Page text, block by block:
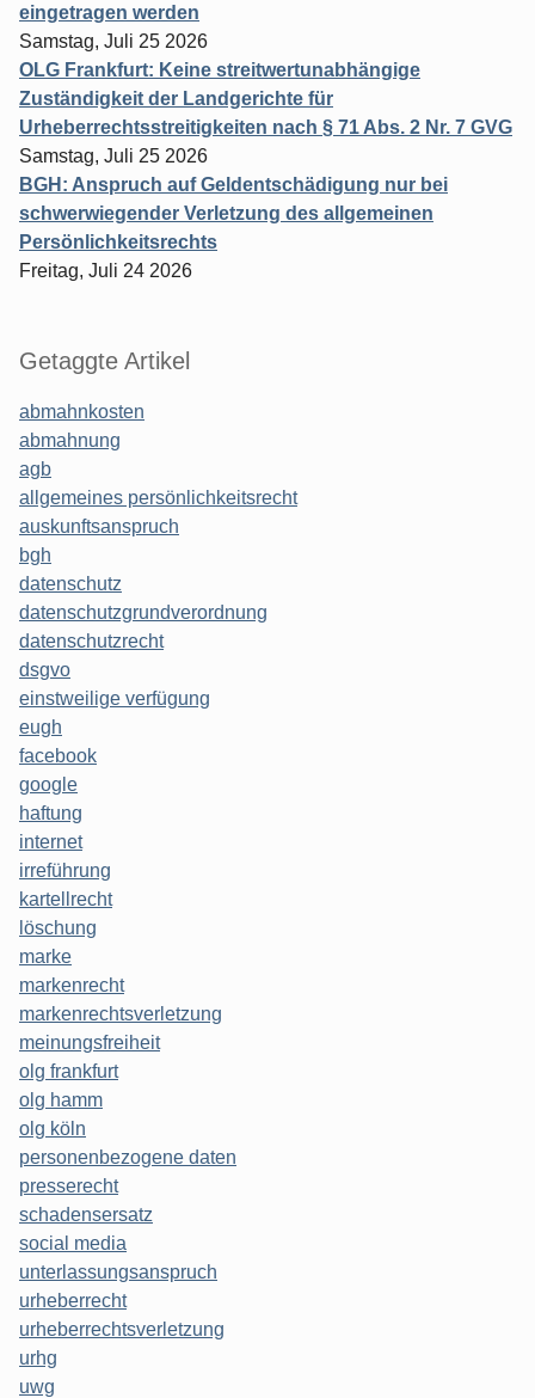
eingetragen werden
Samstag, Juli 25 2026
OLG Frankfurt: Keine streitwertunabhängige
Zuständigkeit der Landgerichte für
Urheberrechtsstreitigkeiten nach § 71 Abs. 2 Nr. 7 GVG
Samstag, Juli 25 2026
BGH: Anspruch auf Geldentschädigung nur bei
schwerwiegender Verletzung des allgemeinen
Persönlichkeitsrechts
Freitag, Juli 24 2026
Getaggte Artikel
abmahnkosten
abmahnung
agb
allgemeines persönlichkeitsrecht
auskunftsanspruch
bgh
datenschutz
datenschutzgrundverordnung
datenschutzrecht
dsgvo
einstweilige verfügung
eugh
facebook
google
haftung
internet
irreführung
kartellrecht
löschung
marke
markenrecht
markenrechtsverletzung
meinungsfreiheit
olg frankfurt
olg hamm
olg köln
personenbezogene daten
presserecht
schadensersatz
social media
unterlassungsanspruch
urheberrecht
urheberrechtsverletzung
urhg
uwg